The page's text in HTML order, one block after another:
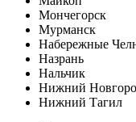
Мончегорск
Мурманск
Набережные
Назрань
Нальчик
Нижний
Нижний Тагил